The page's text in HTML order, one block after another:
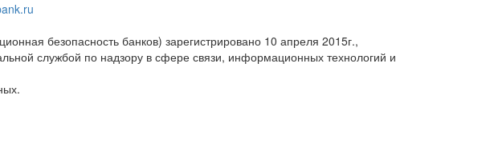
безопасность банков) зарегистрировано 10 апреля 2015г.,
службой по надзору в сфере связи, информационных технологий и